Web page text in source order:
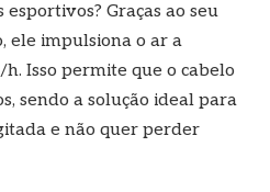
Graças ao seu
ele impulsiona o ar a
Isso permite que o cabelo
sendo a solução ideal para
e não quer perder